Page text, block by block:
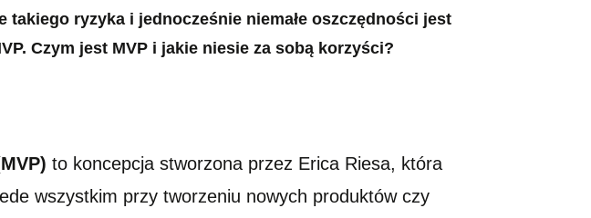
takiego ryzyka i jednocześnie niemałe oszczędności jest
Czym jest MVP i jakie niesie za sobą korzyści?
to koncepcja stworzona przez Erica Riesa, która
wszystkim przy tworzeniu nowych produktów czy